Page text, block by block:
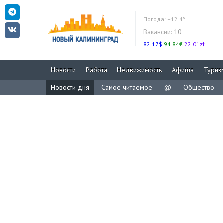
Погода: +12.4°
Вакансии: 10
82.17$ 94.84€ 22.01zł
Новости Работа Недвижимость Афиша
Новости дня
Самое читаемое @ Общество